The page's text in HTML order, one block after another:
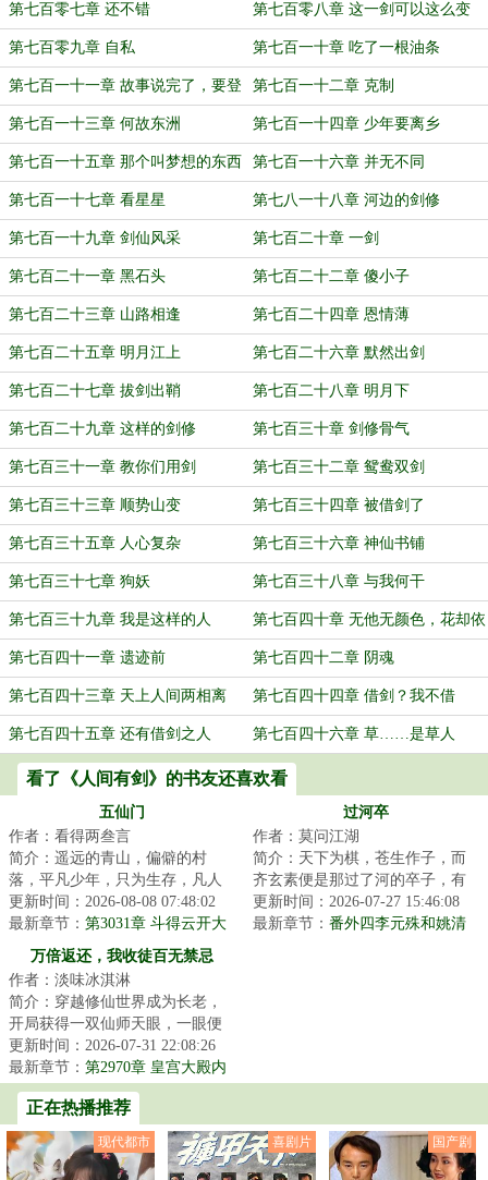
第七百零七章 还不错 第七百零八章 这一剑可以这么变
第七百零九章 自私 第七百一十章 吃了一根油条
第七百一十一章 故事说完了，要登
门了
第七百一十二章 克制
第七百一十三章 何故东洲 第七百一十四章 少年要离乡
第七百一十五章 那个叫梦想的东西 第七百一十六章 并无不同
第七百一十七章 看星星 第七八一十八章 河边的剑修
第七百一十九章 剑仙风采 第七百二十章 一剑
第七百二十一章 黑石头 第七百二十二章 傻小子
第七百二十三章 山路相逢 第七百二十四章 恩情薄
第七百二十五章 明月江上 第七百二十六章 默然出剑
第七百二十七章 拔剑出鞘 第七百二十八章 明月下
第七百二十九章 这样的剑修 第七百三十章 剑修骨气
第七百三十一章 教你们用剑 第七百三十二章 鸳鸯双剑
第七百三十三章 顺势山变 第七百三十四章 被借剑了
第七百三十五章 人心复杂 第七百三十六章 神仙书铺
第七百三十七章 狗妖 第七百三十八章 与我何干
第七百三十九章 我是这样的人 第七百四十章 无他无颜色，花却依
旧开
第七百四十一章 遗迹前 第七百四十二章 阴魂
第七百四十三章 天上人间两相离 第七百四十四章 借剑？我不借
第七百四十五章 还有借剑之人 第七百四十六章 草……是草人
看了《人间有剑》的书友还喜欢看
五仙门
作者：看得两叁言
简介：遥远的青山，偏僻的村
落，平凡少年，只为生存，凡人
生活却化作修仙之路，有谁是
真，有谁是假？有谁...
更新时间：2026-08-08 07:48:02
最新章节： 第3031章 斗得云开大
日来
过河卒
作者：莫问江湖
简介：天下为棋，苍生作子，而
齐玄素便是那过了河的卒子，有
进无退，一往无前。...
更新时间：2026-07-27 15:46:08
最新章节： 番外四李元殊和姚清
万倍返还，我收徒百无禁忌
作者：淡味冰淇淋
简介：穿越修仙世界成为长老，
开局获得一双仙师天眼，一眼便
可看穿无数弟子资质与缺陷；收
徒圣阶资质弟子...
更新时间：2026-07-31 22:08:26
最新章节： 第2970章 皇宫大殿内
的夜空
正在热播推荐
现代都市 喜剧片 国产剧